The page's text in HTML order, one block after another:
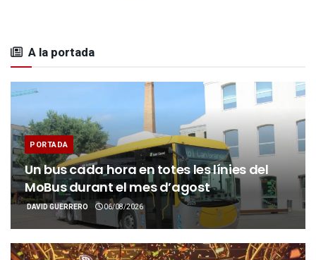
A la portada
PORTADA
Un bus cada hora en totes les línies del
MoBus durant el mes d’agost
DAVID GUERRERO 06/08/2026